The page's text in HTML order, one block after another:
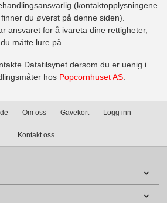
(kontaktopplysningene
du øverst på denne siden).
ansvaret for å ivareta dine rettigheter,
måtte lure på.
Datatilsynet dersom du er uenig i
hos Popcornhuset AS
Om oss Gavekort Logg inn
Kontakt oss